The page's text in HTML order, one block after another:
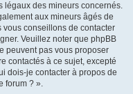
légaux des mineurs concernés.
aux mineurs âgés de
vous conseillons de contacter
Veuillez noter que phpBB
peuvent pas vous proposer
contactés à ce sujet, excepté
dois-je contacter à propos de
forum ? ».